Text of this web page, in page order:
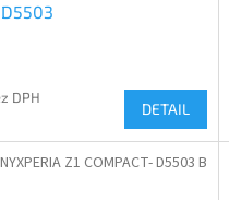
DPH
DETAIL
Z1 COMPACT- D5503 B